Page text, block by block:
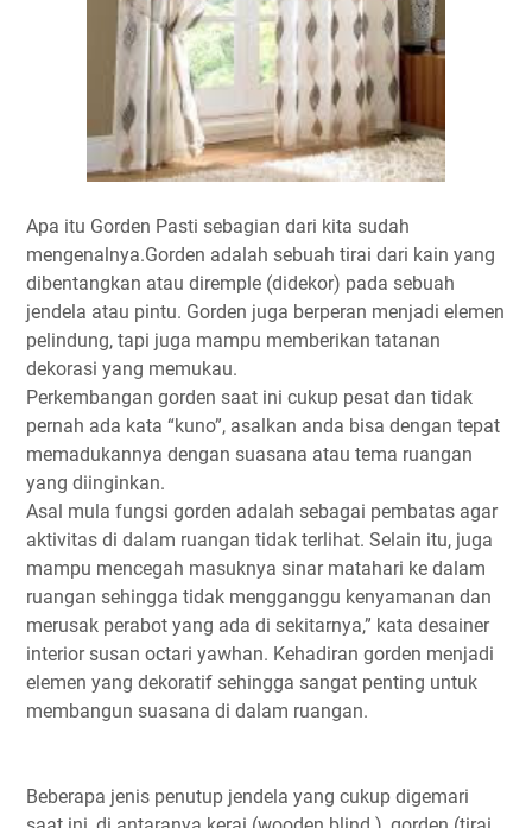
Apa itu Gorden Pasti sebagian dari kita sudah
mengenalnya.Gorden adalah sebuah tirai dari kain yang
dibentangkan atau diremple (didekor) pada sebuah
jendela atau pintu. Gorden juga berperan menjadi elemen
pelindung, tapi juga mampu memberikan tatanan
dekorasi yang memukau.
Perkembangan gorden saat ini cukup pesat dan tidak
pernah ada kata “kuno”, asalkan anda bisa dengan tepat
memadukannya dengan suasana atau tema ruangan
yang diinginkan.
Asal mula fungsi gorden adalah sebagai pembatas agar
aktivitas di dalam ruangan tidak terlihat. Selain itu, juga
mampu mencegah masuknya sinar matahari ke dalam
ruangan sehingga tidak mengganggu kenyamanan dan
merusak perabot yang ada di sekitarnya,” kata desainer
interior susan octari yawhan. Kehadiran gorden menjadi
elemen yang dekoratif sehingga sangat penting untuk
membangun suasana di dalam ruangan.
Beberapa jenis penutup jendela yang cukup digemari